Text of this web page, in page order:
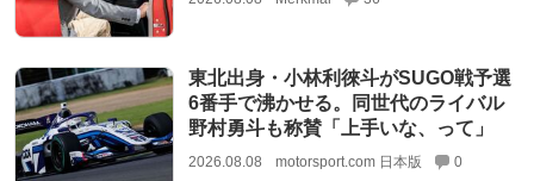
東北出身・小林利徠斗がSUGO戦予選
6番手で沸かせる。同世代のライバル
野村勇斗も称賛「上手いな、って」
2026.08.08 motorsport.com 日本版 0